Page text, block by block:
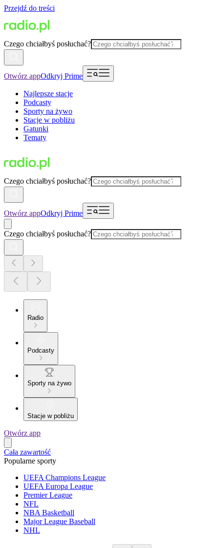
Przejdź do treści
Czego chciałbyś posłuchać?
Otwórz appOdkryj Prime
Najlepsze stacje
Podcasty
Sporty na żywo
Stacje w pobliżu
Gatunki
Tematy
Czego chciałbyś posłuchać?
Otwórz appOdkryj Prime
Czego chciałbyś posłuchać?
Radio
Podcasty
Sporty na żywo
Stacje w pobliżu
Otwórz app
Cała zawartość
Popularne sporty
UEFA Champions League
UEFA Europa League
Premier League
NFL
NBA Basketball
Major League Baseball
NHL